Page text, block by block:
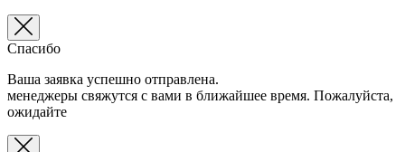
Спасибо
Ваша заявка успешно отправлена.
менеджеры свяжутся с вами в ближайшее время. Пожалуйста,
ожидайте